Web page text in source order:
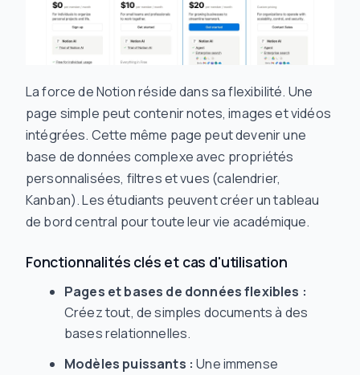
La force de Notion réside dans sa flexibilité. Une
page simple peut contenir notes, images et vidéos
intégrées. Cette même page peut devenir une
base de données complexe avec propriétés
personnalisées, filtres et vues (calendrier,
Kanban). Les étudiants peuvent créer un tableau
de bord central pour toute leur vie académique.
Fonctionnalités clés et cas d'utilisation
Pages et bases de données flexibles :
Créez tout, de simples documents à des
bases relationnelles.
Modèles puissants : Une immense